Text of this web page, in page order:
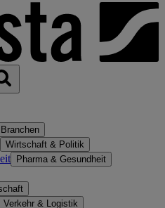
Wirtschaft & Politik
Pharma & Gesundheit
Verkehr & Logistik